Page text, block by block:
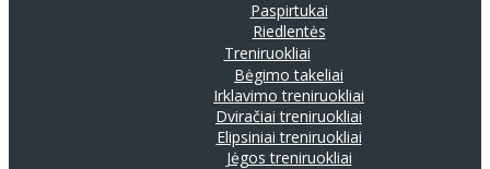
Paspirtukai
Riedlentės
Treniruokliai
Bėgimo takeliai
Irklavimo treniruokliai
Dviračiai treniruokliai
Elipsiniai treniruokliai
Jėgos treniruokliai